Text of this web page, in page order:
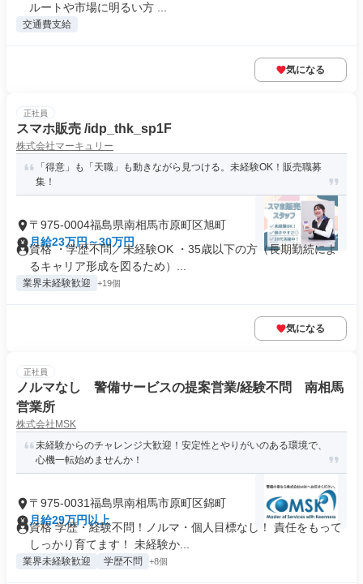
ルートや市場に明るい方 ...
交通費支給
気になる
正社員
スマホ販売 /idp_thk_sp1F
株式会社マーキュリー
「得意」も「天職」も動きながら見つける。未経験OK！販売職募
集！
〒975-0004福島県南相馬市原町区旭町
月給23万円～30万円
資格 ・学歴不問／未経験OK ・35歳以下の方（長期勤続によ
るキャリア形成を図るため）...
業界未経験歓迎 +19個
気になる
正社員
ノルマなし 警備サービスの提案営業/経験不問 南相馬
営業所
株式会社MSK
未経験からのチャレンジ大歓迎！安定性とやりがいのある環境で、
心機一転始めませんか！
〒975-0031福島県南相馬市原町区錦町
月給29万円以上
資格 学歴・経験不問！ノルマ・個人目標なし！ 責任をもって
しっかり育てます！ 未経験か...
業界未経験歓迎 学歴不問 +8個